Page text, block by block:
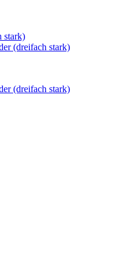
stark)
(dreifach stark)
(dreifach stark)